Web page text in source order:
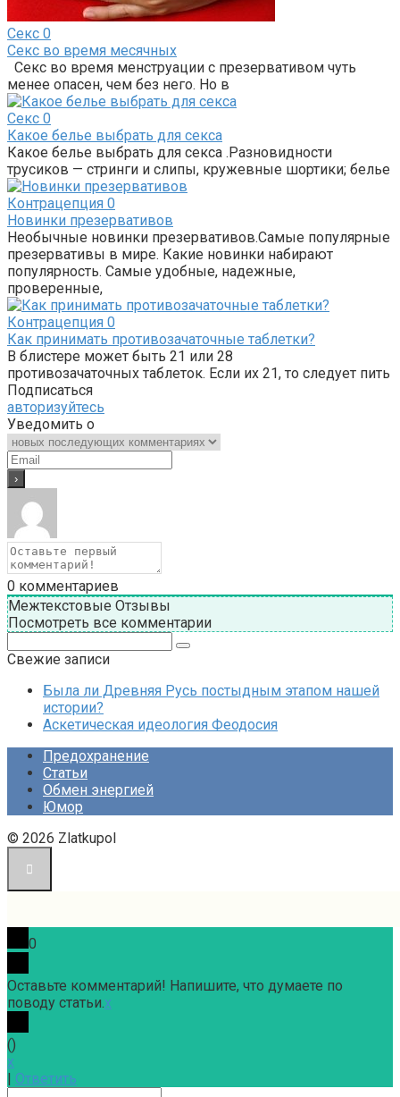
Секс 0
Секс во время месячных
Секс во время менструации с презервативом чуть
менее опасен, чем без него. Но в
Секс 0
Какое белье выбрать для секса
Какое белье выбрать для секса .Разновидности
трусиков — стринги и слипы, кружевные шортики; белье
Контрацепция 0
Новинки презервативов
Необычные новинки презервативов.Самые популярные
презервативы в мире. Какие новинки набирают
популярность. Самые удобные, надежные,
проверенные,
Контрацепция 0
Как принимать противозачаточные таблетки?
В блистере может быть 21 или 28
противозачаточных таблеток. Если их 21, то следует пить
Подписаться
авторизуйтесь
Уведомить о
0 комментариев
Межтекстовые Отзывы
Посмотреть все комментарии
Свежие записи
Была ли Древняя Русь постыдным этапом нашей
истории?
Аскетическая идеология Феодосия
Предохранение
Статьи
Обмен энергией
Юмор
© 2026 Zlatkupol
0
Оставьте комментарий! Напишите, что думаете по
поводу статьи.x
()
x
| Ответить